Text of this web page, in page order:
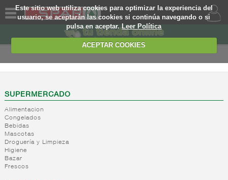
Este sitio web utiliza cookies para optimizar la experiencia del
usuario, se aceptarán las cookies si continúa navegando o si
pulsa en aceptar.Leer Política
ACEPTAR COOKIES
SOMOS
WEB
EJEMPLO
SUPERMERCADO
Alimentacion
Congelados
Bebidas
Mascotas
Droguería y Limpieza
Higiene
Bazar
Frescos